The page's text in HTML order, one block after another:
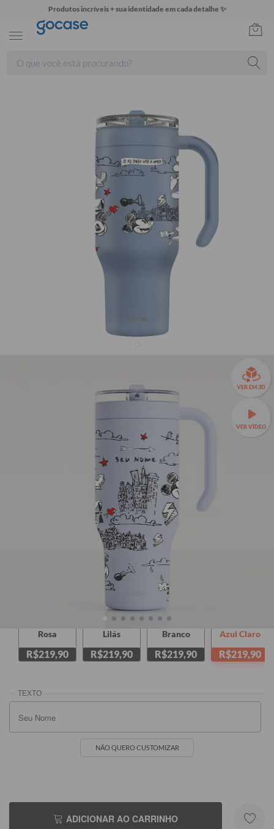
Produtos incríveis + sua identidade em cada detalhe ✨
VER EM 3D
VER VÍDEO
Seu Nome
Copo Térmico Life + Ebook - Mickey Journal
R$239,90
🌟 O queridinho da sua rotina —Copo Térmico Life a partir
de R$129,90 + MIMO!
🥤Mais praticidade para sua
880ml + Alça Esporte 1170ml
Rosa
R$219,90
Lilás
R$219,90
Branco
R$219,90
Azul Claro
R$219,90
NÃO QUERO CUSTOMIZAR
ADICIONAR AO CARRINHO